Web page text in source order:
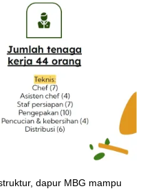
dapur MBG mampu